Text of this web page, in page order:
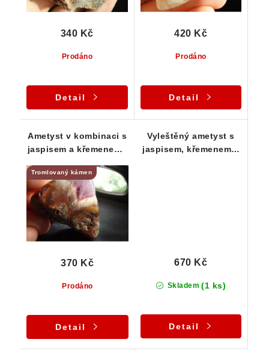
Prodáno
340 Kč
Detail
Prodáno
420 Kč
Detail
Ametyst v kombinaci s
jaspisem a křemenem -
Tromlovaný kámen
Prodáno
370 Kč
Detail
Vyleštěný ametyst s
jaspisem, křemenem a
Skladem (1 ks)
670 Kč
Detail